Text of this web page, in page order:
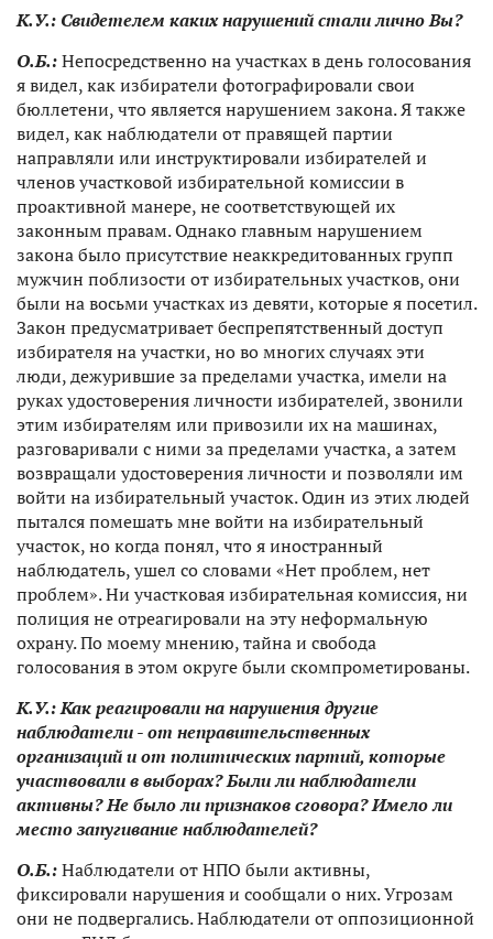
К.У.: Свидетелем каких нарушений стали лично Вы?
О.Б.:Непосредственно на участках в день голосования
я видел, как избиратели фотографировали свои
бюллетени, что является нарушением закона. Я также
видел, как наблюдатели от правящей партии
направляли или инструктировали избирателей и
членов участковой избирательной комиссии в
проактивной манере, не соответствующей их
законным правам. Однако главным нарушением
закона было присутствие неаккредитованных групп
мужчин поблизости от избирательных участков, они
были на восьми участках из девяти, которые я посетил.
Закон предусматривает беспрепятственный доступ
избирателя на участки, но во многих случаях эти
люди, дежурившие за пределами участка, имели на
руках удостоверения личности избирателей, звонили
этим избирателям или привозили их на машинах,
разговаривали с ними за пределами участка, а затем
возвращали удостоверения личности и позволяли им
войти на избирательный участок. Один из этих людей
пытался помешать мне войти на избирательный
участок, но когда понял, что я иностранный
наблюдатель, ушел со словами «Нет проблем, нет
проблем». Ни участковая избирательная комиссия, ни
полиция не отреагировали на эту неформальную
охрану. По моему мнению, тайна и свобода
голосования в этом округе были скомпрометированы.
К.У.:Как реагировали на нарушения другие
наблюдатели - от неправительственных
организаций и от политических партий, которые
участвовали в выборах? Были ли наблюдатели
активны? Не было ли признаков сговора? Имело ли
место запугивание наблюдателей?
О.Б.:Наблюдатели от НПО были активны,
фиксировали нарушения и сообщали о них. Угрозам
они не подвергались. Наблюдатели от оппозиционной